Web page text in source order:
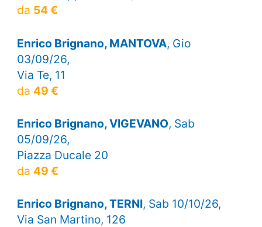
da 54 €
Enrico Brignano, MANTOVA, Gio
03/09/26,
Via Te, 11
da 49 €
Enrico Brignano, VIGEVANO, Sab
05/09/26,
Piazza Ducale 20
da 49 €
Enrico Brignano, TERNI, Sab 10/10/26,
Via San Martino, 126